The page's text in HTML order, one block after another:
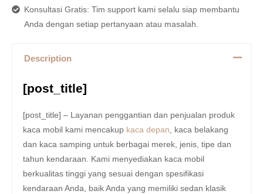
Konsultasi Gratis: Tim support kami selalu siap membantu
Anda dengan setiap pertanyaan atau masalah.
Description
[post_title]
[post_title] – Layanan penggantian dan penjualan produk
kaca mobil kami mencakup kaca depan , kaca belakang
dan kaca samping untuk berbagai merek, jenis, tipe dan
tahun kendaraan. Kami menyediakan kaca mobil
berkualitas tinggi yang sesuai dengan spesifikasi
kendaraan Anda, baik Anda yang memiliki sedan klasik